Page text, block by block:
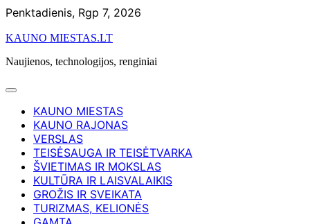
Skip
content
Penktadienis, Rgp 7, 2026
KAUNO MIESTAS.LT
Naujienos, technologijos, renginiai
KAUNO MIESTAS
KAUNO RAJONAS
VERSLAS
TEISĖSAUGA IR TEISĖTVARKA
ŠVIETIMAS IR MOKSLAS
KULTŪRA IR LAISVALAIKIS
GROŽIS IR SVEIKATA
TURIZMAS, KELIONĖS